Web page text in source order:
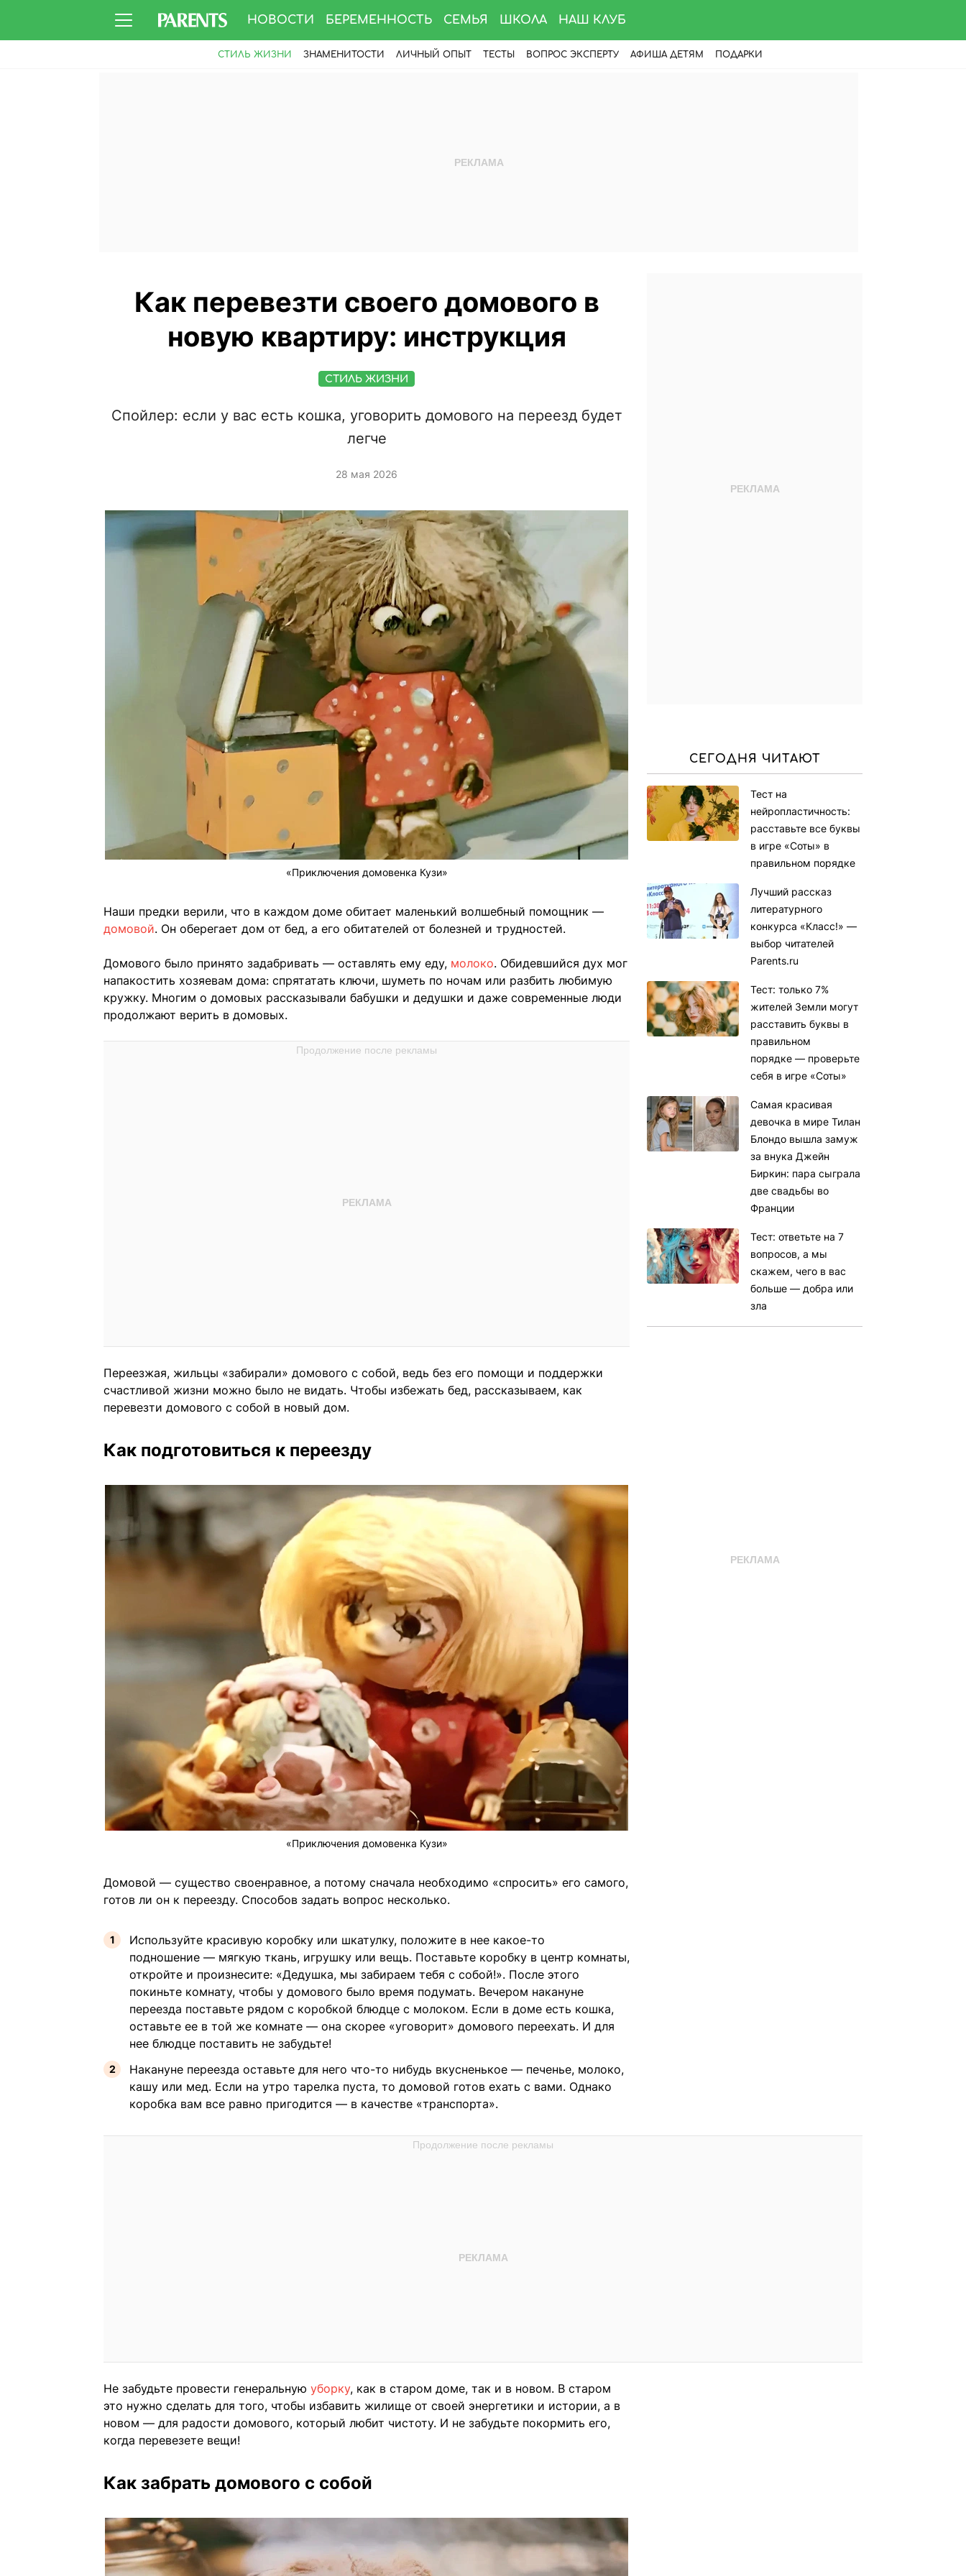
НОВОСТИ БЕРЕМЕННОСТЬ СЕМЬЯ ШКОЛА НАШ КЛУБ
СТИЛЬ ЖИЗНИ ЗНАМЕНИТОСТИ ЛИЧНЫЙ ОПЫТ ТЕСТЫ ВОПРОС ЭКСПЕРТУ АФИША ДЕТЯМ ПОДАРКИ
Как перевезти своего домового в
новую квартиру: инструкция
СТИЛЬ ЖИЗНИ
Спойлер: если у вас есть кошка, уговорить домового на переезд будет
легче
28 мая 2026
«Приключения домовенка Кузи»
Наши предки верили, что в каждом доме обитает маленький волшебный помощник —
домовой. Он оберегает дом от бед, а его обитателей от болезней и трудностей.
Домового было принято задабривать — оставлять ему еду, молоко. Обидевшийся дух мог
напакостить хозяевам дома: спрятатать ключи, шуметь по ночам или разбить любимую
кружку. Многим о домовых рассказывали бабушки и дедушки и даже современные люди
продолжают верить в домовых.
Переезжая, жильцы «забирали» домового с собой, ведь без его помощи и поддержки
счастливой жизни можно было не видать. Чтобы избежать бед, рассказываем, как
перевезти домового с собой в новый дом.
Как подготовиться к переезду
«Приключения домовенка Кузи»
Домовой — существо своенравное, а потому сначала необходимо «спросить» его самого,
готов ли он к переезду. Способов задать вопрос несколько.
Используйте красивую коробку или шкатулку, положите в нее какое-то
подношение — мягкую ткань, игрушку или вещь. Поставьте коробку в центр комнаты,
откройте и произнесите: «Дедушка, мы забираем тебя с собой!». После этого
покиньте комнату, чтобы у домового было время подумать. Вечером накануне
переезда поставьте рядом с коробкой блюдце с молоком. Если в доме есть кошка,
оставьте ее в той же комнате — она скорее «уговорит» домового переехать. И для
нее блюдце поставить не забудьте!
Накануне переезда оставьте для него что-то нибудь вкусненькое — печенье, молоко,
кашу или мед. Если на утро тарелка пуста, то домовой готов ехать с вами. Однако
коробка вам все равно пригодится — в качестве «транспорта».
Не забудьте провести генеральную уборку, как в старом доме, так и в новом. В старом
это нужно сделать для того, чтобы избавить жилище от своей энергетики и истории, а в
новом — для радости домового, который любит чистоту. И не забудьте покормить его,
когда перевезете вещи!
Как забрать домового с собой
СЕГОДНЯ ЧИТАЮТ
Тест на
нейропластичность:
расставьте все буквы
в игре «Соты» в
правильном порядке
Лучший рассказ
литературного
конкурса «Класс!» —
выбор читателей
Parents.ru
Тест: только 7%
жителей Земли могут
расставить буквы в
правильном
порядке — проверьте
себя в игре «Соты»
Самая красивая
девочка в мире Тилан
Блондо вышла замуж
за внука Джейн
Биркин: пара сыграла
две свадьбы во
Франции
Тест: ответьте на 7
вопросов, а мы
скажем, чего в вас
больше — добра или
зла